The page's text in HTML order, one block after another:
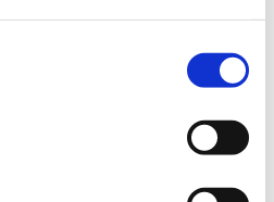
med priser
duka flexslange isoleret til
netværk bruger Duka og